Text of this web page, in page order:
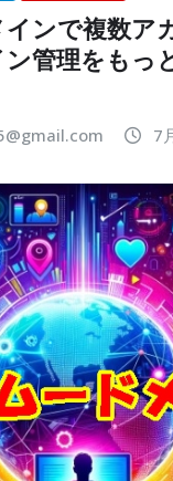
ンで複数ア
管理をもっ
7